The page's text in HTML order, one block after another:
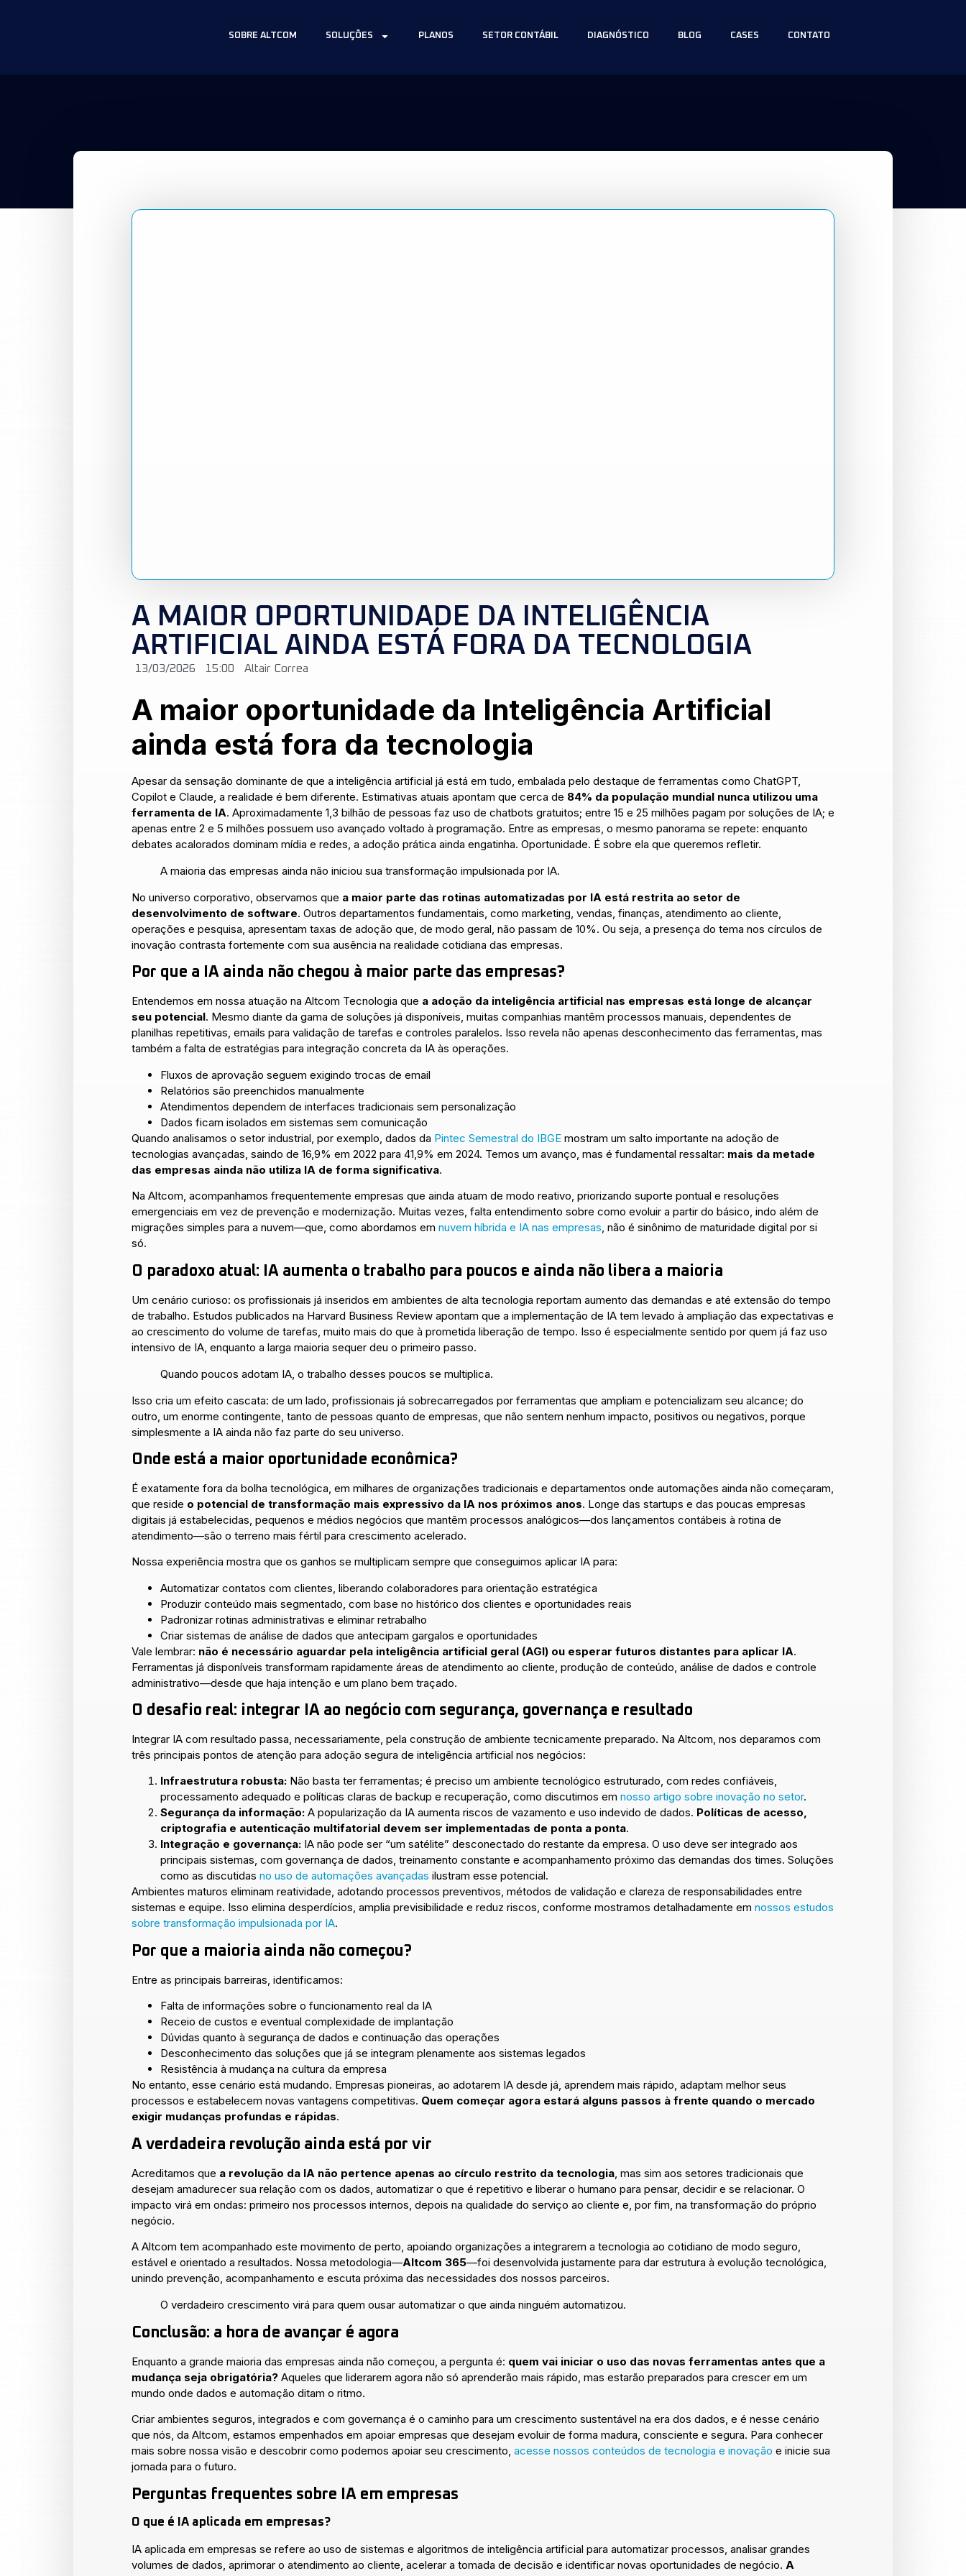
SOBRE ALTCOM SOLUÇÕES PLANOS SETOR CONTÁBIL DIAGNÓSTICO BLOG CASES CONTATO
A MAIOR OPORTUNIDADE DA INTELIGÊNCIA
ARTIFICIAL AINDA ESTÁ FORA DA TECNOLOGIA
13/03/2026 15:00 Altair Correa
A maior oportunidade da Inteligência Artificial
ainda está fora da tecnologia
Apesar da sensação dominante de que a inteligência artificial já está em tudo, embalada pelo destaque de ferramentas como ChatGPT,
Copilot e Claude, a realidade é bem diferente. Estimativas atuais apontam que cerca de 84% da população mundial nunca utilizou uma
ferramenta de IA. Aproximadamente 1,3 bilhão de pessoas faz uso de chatbots gratuitos; entre 15 e 25 milhões pagam por soluções de IA; e
apenas entre 2 e 5 milhões possuem uso avançado voltado à programação. Entre as empresas, o mesmo panorama se repete: enquanto
debates acalorados dominam mídia e redes, a adoção prática ainda engatinha. Oportunidade. É sobre ela que queremos refletir.
A maioria das empresas ainda não iniciou sua transformação impulsionada por IA.
No universo corporativo, observamos que a maior parte das rotinas automatizadas por IA está restrita ao setor de
desenvolvimento de software. Outros departamentos fundamentais, como marketing, vendas, finanças, atendimento ao cliente,
operações e pesquisa, apresentam taxas de adoção que, de modo geral, não passam de 10%. Ou seja, a presença do tema nos círculos de
inovação contrasta fortemente com sua ausência na realidade cotidiana das empresas.
Por que a IA ainda não chegou à maior parte das empresas?
Entendemos em nossa atuação na Altcom Tecnologia que a adoção da inteligência artificial nas empresas está longe de alcançar
seu potencial. Mesmo diante da gama de soluções já disponíveis, muitas companhias mantêm processos manuais, dependentes de
planilhas repetitivas, emails para validação de tarefas e controles paralelos. Isso revela não apenas desconhecimento das ferramentas, mas
também a falta de estratégias para integração concreta da IA às operações.
Fluxos de aprovação seguem exigindo trocas de email
Relatórios são preenchidos manualmente
Atendimentos dependem de interfaces tradicionais sem personalização
Dados ficam isolados em sistemas sem comunicação
Quando analisamos o setor industrial, por exemplo, dados da Pintec Semestral do IBGE mostram um salto importante na adoção de
tecnologias avançadas, saindo de 16,9% em 2022 para 41,9% em 2024. Temos um avanço, mas é fundamental ressaltar: mais da metade
das empresas ainda não utiliza IA de forma significativa.
Na Altcom, acompanhamos frequentemente empresas que ainda atuam de modo reativo, priorizando suporte pontual e resoluções
emergenciais em vez de prevenção e modernização. Muitas vezes, falta entendimento sobre como evoluir a partir do básico, indo além de
migrações simples para a nuvem—que, como abordamos em nuvem híbrida e IA nas empresas, não é sinônimo de maturidade digital por si
só.
O paradoxo atual: IA aumenta o trabalho para poucos e ainda não libera a maioria
Um cenário curioso: os profissionais já inseridos em ambientes de alta tecnologia reportam aumento das demandas e até extensão do tempo
de trabalho. Estudos publicados na Harvard Business Review apontam que a implementação de IA tem levado à ampliação das expectativas e
ao crescimento do volume de tarefas, muito mais do que à prometida liberação de tempo. Isso é especialmente sentido por quem já faz uso
intensivo de IA, enquanto a larga maioria sequer deu o primeiro passo.
Quando poucos adotam IA, o trabalho desses poucos se multiplica.
Isso cria um efeito cascata: de um lado, profissionais já sobrecarregados por ferramentas que ampliam e potencializam seu alcance; do
outro, um enorme contingente, tanto de pessoas quanto de empresas, que não sentem nenhum impacto, positivos ou negativos, porque
simplesmente a IA ainda não faz parte do seu universo.
Onde está a maior oportunidade econômica?
É exatamente fora da bolha tecnológica, em milhares de organizações tradicionais e departamentos onde automações ainda não começaram,
que reside o potencial de transformação mais expressivo da IA nos próximos anos. Longe das startups e das poucas empresas
digitais já estabelecidas, pequenos e médios negócios que mantêm processos analógicos—dos lançamentos contábeis à rotina de
atendimento—são o terreno mais fértil para crescimento acelerado.
Nossa experiência mostra que os ganhos se multiplicam sempre que conseguimos aplicar IA para:
Automatizar contatos com clientes, liberando colaboradores para orientação estratégica
Produzir conteúdo mais segmentado, com base no histórico dos clientes e oportunidades reais
Padronizar rotinas administrativas e eliminar retrabalho
Criar sistemas de análise de dados que antecipam gargalos e oportunidades
Vale lembrar: não é necessário aguardar pela inteligência artificial geral (AGI) ou esperar futuros distantes para aplicar IA.
Ferramentas já disponíveis transformam rapidamente áreas de atendimento ao cliente, produção de conteúdo, análise de dados e controle
administrativo—desde que haja intenção e um plano bem traçado.
O desafio real: integrar IA ao negócio com segurança, governança e resultado
Integrar IA com resultado passa, necessariamente, pela construção de ambiente tecnicamente preparado. Na Altcom, nos deparamos com
três principais pontos de atenção para adoção segura de inteligência artificial nos negócios:
Infraestrutura robusta: Não basta ter ferramentas; é preciso um ambiente tecnológico estruturado, com redes confiáveis,
processamento adequado e políticas claras de backup e recuperação, como discutimos em nosso artigo sobre inovação no setor.
Segurança da informação: A popularização da IA aumenta riscos de vazamento e uso indevido de dados. Políticas de acesso,
criptografia e autenticação multifatorial devem ser implementadas de ponta a ponta.
Integração e governança: IA não pode ser “um satélite” desconectado do restante da empresa. O uso deve ser integrado aos
principais sistemas, com governança de dados, treinamento constante e acompanhamento próximo das demandas dos times. Soluções
como as discutidas no uso de automações avançadas ilustram esse potencial.
Ambientes maturos eliminam reatividade, adotando processos preventivos, métodos de validação e clareza de responsabilidades entre
sistemas e equipe. Isso elimina desperdícios, amplia previsibilidade e reduz riscos, conforme mostramos detalhadamente em nossos estudos
sobre transformação impulsionada por IA.
Por que a maioria ainda não começou?
Entre as principais barreiras, identificamos:
Falta de informações sobre o funcionamento real da IA
Receio de custos e eventual complexidade de implantação
Dúvidas quanto à segurança de dados e continuação das operações
Desconhecimento das soluções que já se integram plenamente aos sistemas legados
Resistência à mudança na cultura da empresa
No entanto, esse cenário está mudando. Empresas pioneiras, ao adotarem IA desde já, aprendem mais rápido, adaptam melhor seus
processos e estabelecem novas vantagens competitivas. Quem começar agora estará alguns passos à frente quando o mercado
exigir mudanças profundas e rápidas.
A verdadeira revolução ainda está por vir
Acreditamos que a revolução da IA não pertence apenas ao círculo restrito da tecnologia , mas sim aos setores tradicionais que
desejam amadurecer sua relação com os dados, automatizar o que é repetitivo e liberar o humano para pensar, decidir e se relacionar. O
impacto virá em ondas: primeiro nos processos internos, depois na qualidade do serviço ao cliente e, por fim, na transformação do próprio
negócio.
A Altcom tem acompanhado este movimento de perto, apoiando organizações a integrarem a tecnologia ao cotidiano de modo seguro,
estável e orientado a resultados. Nossa metodologia—Altcom 365—foi desenvolvida justamente para dar estrutura à evolução tecnológica,
unindo prevenção, acompanhamento e escuta próxima das necessidades dos nossos parceiros.
O verdadeiro crescimento virá para quem ousar automatizar o que ainda ninguém automatizou.
Conclusão: a hora de avançar é agora
Enquanto a grande maioria das empresas ainda não começou, a pergunta é: quem vai iniciar o uso das novas ferramentas antes que a
mudança seja obrigatória? Aqueles que liderarem agora não só aprenderão mais rápido, mas estarão preparados para crescer em um
mundo onde dados e automação ditam o ritmo.
Criar ambientes seguros, integrados e com governança é o caminho para um crescimento sustentável na era dos dados, e é nesse cenário
que nós, da Altcom, estamos empenhados em apoiar empresas que desejam evoluir de forma madura, consciente e segura. Para conhecer
mais sobre nossa visão e descobrir como podemos apoiar seu crescimento, acesse nossos conteúdos de tecnologia e inovação e inicie sua
jornada para o futuro.
Perguntas frequentes sobre IA em empresas
O que é IA aplicada em empresas?
IA aplicada em empresas se refere ao uso de sistemas e algoritmos de inteligência artificial para automatizar processos, analisar grandes
volumes de dados, aprimorar o atendimento ao cliente, acelerar a tomada de decisão e identificar novas oportunidades de negócio. A